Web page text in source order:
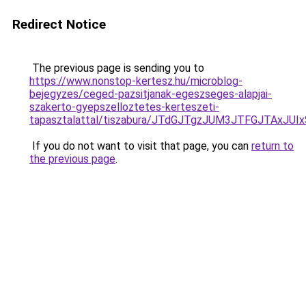
Redirect Notice
The previous page is sending you to
https://www.nonstop-kertesz.hu/microblog-
bejegyzes/ceged-pazsitjanak-egeszseges-alapjai-
szakerto-gyepszelloztetes-kerteszeti-
tapasztalattal/tiszabura/
If you do not want to visit that page, you can return to
the previous page.